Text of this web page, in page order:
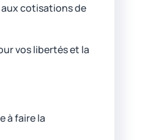
cotisations de
vos libertés et la
à faire la